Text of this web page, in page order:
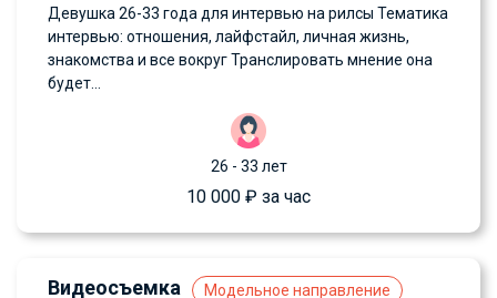
Девушка 26-33 года для интервью на рилсы Тематика
интервью: отношения, лайфстайл, личная жизнь,
знакомства и все вокруг Транслировать мнение она
будет...
26 - 33 лет
10 000 ₽ за час
Видеосъемка Модельное направление